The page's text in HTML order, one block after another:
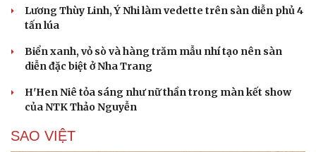
Lương Thùy Linh, Ý Nhi làm vedette trên sàn diễn phủ 4
tấn lúa
Biển xanh, vỏ sò và hàng trăm mẫu nhí tạo nên sàn
diễn đặc biệt ở Nha Trang
H'Hen Niê tỏa sáng như nữ thần trong màn kết show
của NTK Thảo Nguyễn
SAO VIỆT